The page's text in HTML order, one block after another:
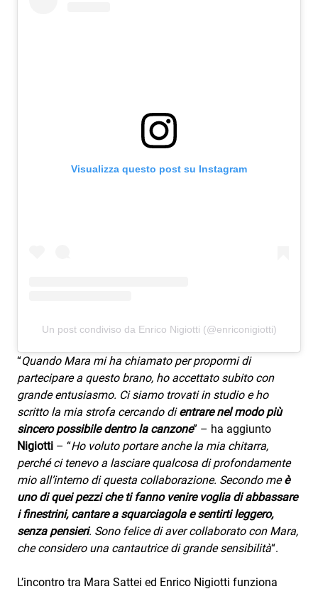
Visualizza questo post su Instagram
Un post condiviso da Enrico Nigiotti (@enriconigiotti)
“Quando Mara mi ha chiamato per propormi di
partecipare a questo brano, ho accettato subito con
grande entusiasmo. Ci siamo trovati in studio e ho
scritto la mia strofa cercando dientrare nel modo più
sincero possibile dentro la canzone” – ha aggiunto
Nigiotti – “Ho voluto portare anche la mia chitarra,
perché ci tenevo a lasciare qualcosa di profondamente
mio all’interno di questa collaborazione. Secondo meè
uno di quei pezzi che ti fanno venire voglia di abbassare
i finestrini, cantare a squarciagola e sentirti leggero,
senza pensieri. Sono felice di aver collaborato con Mara,
che considero una cantautrice di grande sensibilità“.
L’incontro tra Mara Sattei ed Enrico Nigiotti funziona